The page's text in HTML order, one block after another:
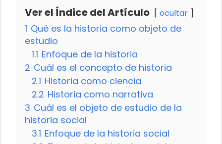
Ver el Índice del Artículo ocultar
1 Qué es la historia como objeto de
estudio
1.1 Enfoque de la historia
2 Cuál es el concepto de historia
2.1 Historia como ciencia
2.2 Historia como narrativa
3 Cuál es el objeto de estudio de la
historia social
3.1 Enfoque de la historia social